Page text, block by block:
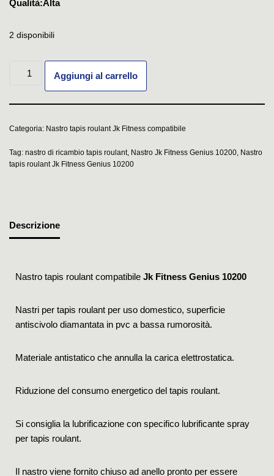
Qualità:Alta
2 disponibili
Aggiungi al carrello
Categoria: Nastro tapis roulant Jk Fitness compatibile
Tag: nastro di ricambio tapis roulant, Nastro Jk Fitness Genius 10200, Nastro
tapis roulant Jk Fitness Genius 10200
Descrizione
Nastro tapis roulant compatibile Jk Fitness Genius 10200
Nastri per tapis roulant per uso domestico, superficie
antiscivolo diamantata in pvc a bassa rumorosità.
Materiale antistatico che annulla la carica elettrostatica.
Riduzione del consumo energetico del tapis roulant.
Si consiglia la lubrificazione con specifico lubrificante spray
per tapis roulant.
Il nastro viene fornito chiuso ad anello pronto per essere